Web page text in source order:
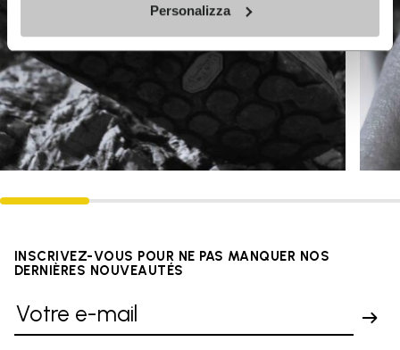
Personalizza
INSCRIVEZ-VOUS POUR NE PAS MANQUER NOS
DERNIÈRES NOUVEAUTÉS